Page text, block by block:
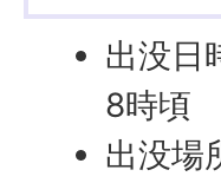
出没日
8時頃
出没場